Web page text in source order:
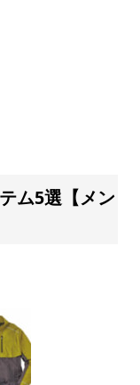
ム5選【メン